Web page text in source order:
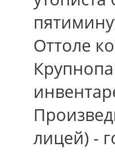
Оттоле
лицей) -